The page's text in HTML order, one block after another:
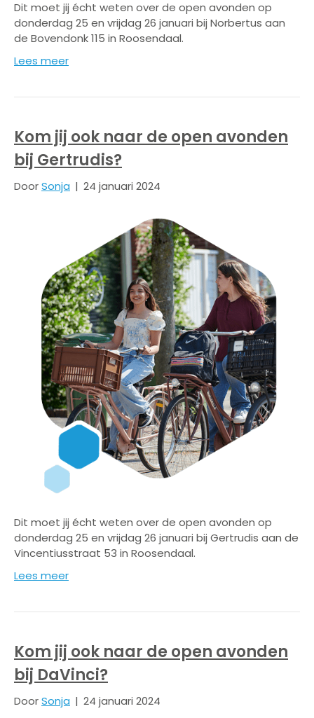
Dit moet jij écht weten over de open avonden op
donderdag 25 en vrijdag 26 januari bij Norbertus aan
de Bovendonk 115 in Roosendaal.
Lees meer
Kom jij ook naar de open avonden
bij Gertrudis?
DoorSonja | 24 januari 2024
Dit moet jij écht weten over de open avonden op
donderdag 25 en vrijdag 26 januari bij Gertrudis aan de
Vincentiusstraat 53 in Roosendaal.
Lees meer
Kom jij ook naar de open avonden
bij DaVinci?
DoorSonja | 24 januari 2024